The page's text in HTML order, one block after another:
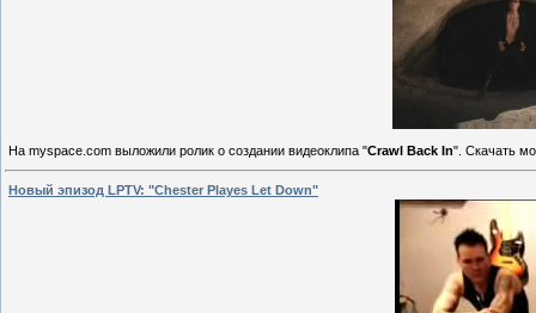
На myspace.com выложили ролик о создании видеоклипа "Crawl Back In". Скачать
Новый эпизод LPTV: "Chester Playes Let Down"